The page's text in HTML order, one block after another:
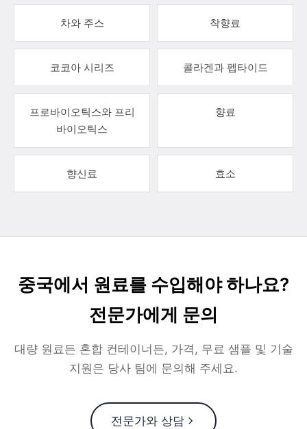
차와 주스 착향료
코코아 시리즈 콜라겐과 펩타이드
프로바이오틱스와 프리
바이오틱스
향료
향신료 효소
중국에서 원료를 수입해야 하나요?
전문가에게 문의
대량 원료든 혼합 컨테이너든, 가격, 무료 샘플 및 기술
지원은 당사 팀에 문의해 주세요.
전문가와 상담